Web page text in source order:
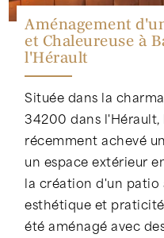
Aménagement
et Chaleureuse à
l'Hérault
Située dans la
34200 dans l'Hérault,
récemment achevé
un espace extérieur
la création d'un
esthétique et
été aménagé avec